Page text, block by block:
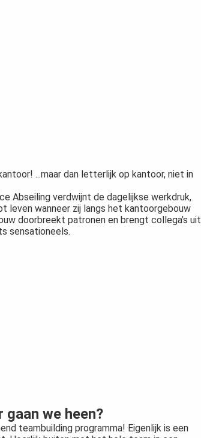
...maar dan letterlijk op kantoor, niet in
Abseiling verdwijnt de dagelijkse werkdruk,
leven wanneer zij langs het kantoorgebouw
doorbreekt patronen en brengt collega’s uit
sensationeels.
gaan we heen?
teambuilding programma! Eigenlijk is een